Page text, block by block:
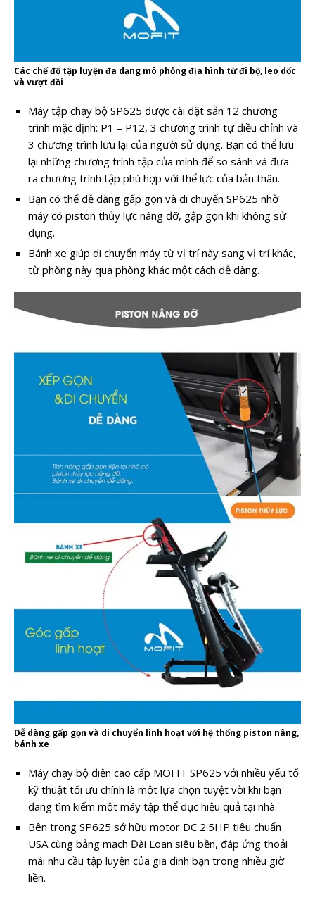
Các chế độ tập luyện đa dạng mô phỏng địa hình từ đi bộ, leo dốc
và vượt đồi
Máy tập chạy bộ SP625 được cài đặt sẵn 12 chương
trình mặc định: P1 – P12, 3 chương trình tự điều chỉnh và
3 chương trình lưu lại của người sử dụng. Bạn có thể lưu
lại những chương trình tập của mình để so sánh và đưa
ra chương trình tập phù hợp với thể lực của bản thân.
Bạn có thể dễ dàng gấp gọn và di chuyển SP625 nhờ
máy có piston thủy lực nâng đỡ, gập gọn khi không sử
dụng.
Bánh xe giúp di chuyển máy từ vị trí này sang vị trí khác,
từ phòng này qua phòng khác một cách dễ dàng.
Dễ dàng gấp gọn và di chuyển linh hoạt với hệ thống piston nâng,
bánh xe
Máy chạy bộ điện cao cấp MOFIT SP625 với nhiều yếu tố
kỹ thuật tối ưu chính là một lựa chọn tuyệt vời khi bạn
đang tìm kiếm một máy tập thể dục hiệu quả tại nhà.
Bên trong SP625 sở hữu motor DC 2.5HP tiêu chuẩn
USA cùng bảng mạch Đài Loan siêu bền, đáp ứng thoải
mái nhu cầu tập luyện của gia đình bạn trong nhiều giờ
liền.